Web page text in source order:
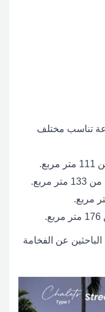
تناسب مختلف
الباحثين عن الفخامة